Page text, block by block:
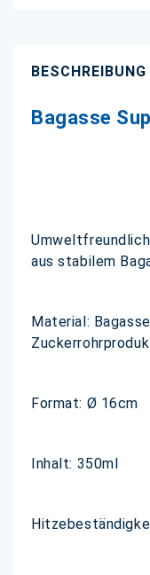
BESCHREIBUNG
Bagasse
aus stabilem
Material:
Format: Ø 16cm
Inhalt: 350ml